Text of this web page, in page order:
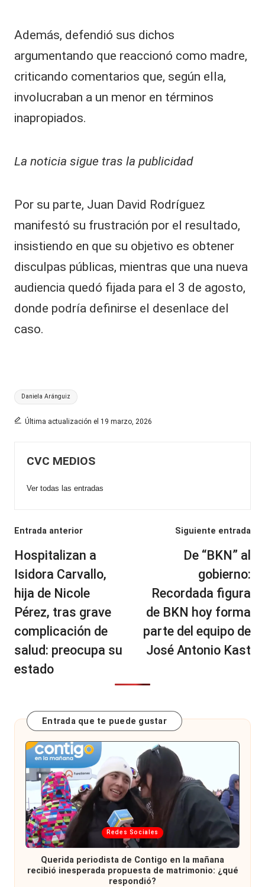
Además, defendió sus dichos
argumentando que reaccionó como madre,
criticando comentarios que, según ella,
involucraban a un menor en términos
inapropiados.
La noticia sigue tras la publicidad
Por su parte, Juan David Rodríguez
manifestó su frustración por el resultado,
insistiendo en que su objetivo es obtener
disculpas públicas, mientras que una nueva
audiencia quedó fijada para el 3 de agosto,
donde podría definirse el desenlace del
caso.
Etiquetas:
Daniela Aránguiz
Última actualización el 19 marzo, 2026
CVC MEDIOS
Ver todas las entradas
Navegación
de
entradas
Entrada anterior
Hospitalizan a
Isidora Carvallo,
hija de Nicole
Pérez, tras grave
complicación de
salud: preocupa su
estado
Siguiente entrada
De “BKN” al
gobierno:
Recordada figura
de BKN hoy forma
parte del equipo de
José Antonio Kast
Entrada que te puede gustar
Publicada
en
Redes Sociales
Querida periodista de Contigo en la mañana
recibió inesperada propuesta de matrimonio: ¿qué
respondió?